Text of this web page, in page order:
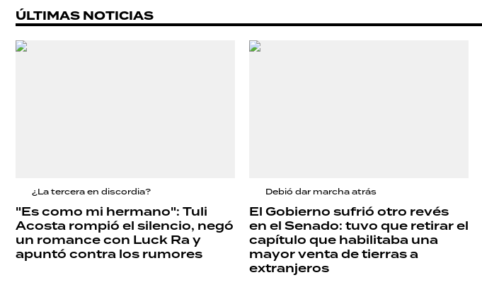
ÚLTIMAS NOTICIAS
¿La tercera en discordia?
"Es como mi hermano": Tuli
Acosta rompió el silencio, negó
un romance con Luck Ra y
apuntó contra los rumores
Debió dar marcha atrás
El Gobierno sufrió otro revés
en el Senado: tuvo que retirar el
capítulo que habilitaba una
mayor venta de tierras a
extranjeros
ECONOMÍA
DEPORTES
TECNOLOGÍA